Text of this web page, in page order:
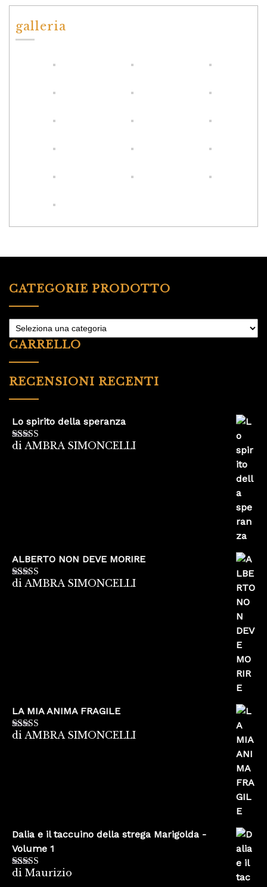
galleria
CATEGORIE PRODOTTO
CARRELLO
RECENSIONI RECENTI
Lo spirito della speranza
Valutato5su
di AMBRA SIMONCELLI
ALBERTO NON DEVE MORIRE
Valutato5su
di AMBRA SIMONCELLI
LA MIA ANIMA FRAGILE
Valutato5su
di AMBRA SIMONCELLI
Dalia e il taccuino della strega Marigolda -
Volume 1
Valutato4
di Maurizio